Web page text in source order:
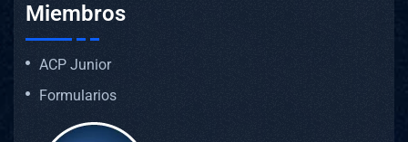
Miembros
ACP Junior
Formularios